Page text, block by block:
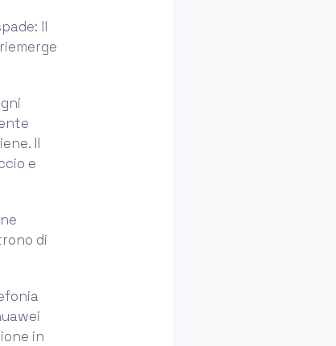
Il
Il
e
di
in